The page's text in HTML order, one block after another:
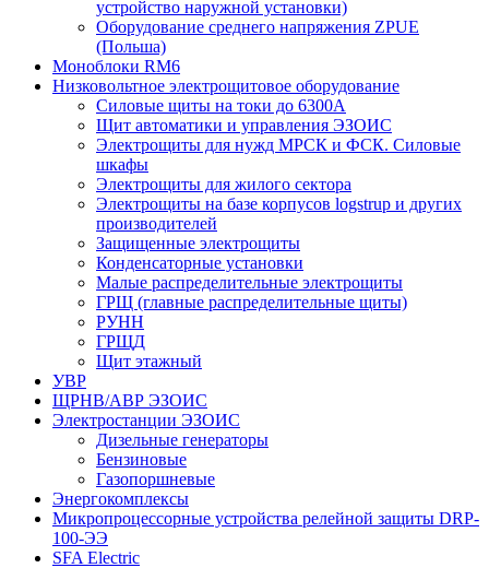
устройство наружной установки)
Оборудование среднего напряжения ZPUE
(Польша)
Моноблоки RM6
Низковольтное электрощитовое оборудование
Силовые щиты на токи до 6300А
Щит автоматики и управления ЭЗОИС
Электрощиты для нужд МРСК и ФСК. Силовые
шкафы
Электрощиты для жилого сектора
Электрощиты на базе корпусов logstrup и других
производителей
Защищенные электрощиты
Конденсаторные установки
Малые распределительные электрощиты
ГРЩ (главные распределительные щиты)
РУНН
ГРЩД
Щит этажный
УВР
ЩРНВ/АВР ЭЗОИС
Электростанции ЭЗОИС
Дизельные генераторы
Бензиновые
Газопоршневые
Энергокомплексы
Микропроцессорные устройства релейной защиты DRP-
100-ЭЭ
SFA Electric